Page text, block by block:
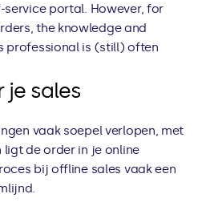
service portal. However, for
the knowledge and
professional is (still) often
je sales
vaak soepel verlopen, met
ligt de order in je online
bij offline sales vaak een